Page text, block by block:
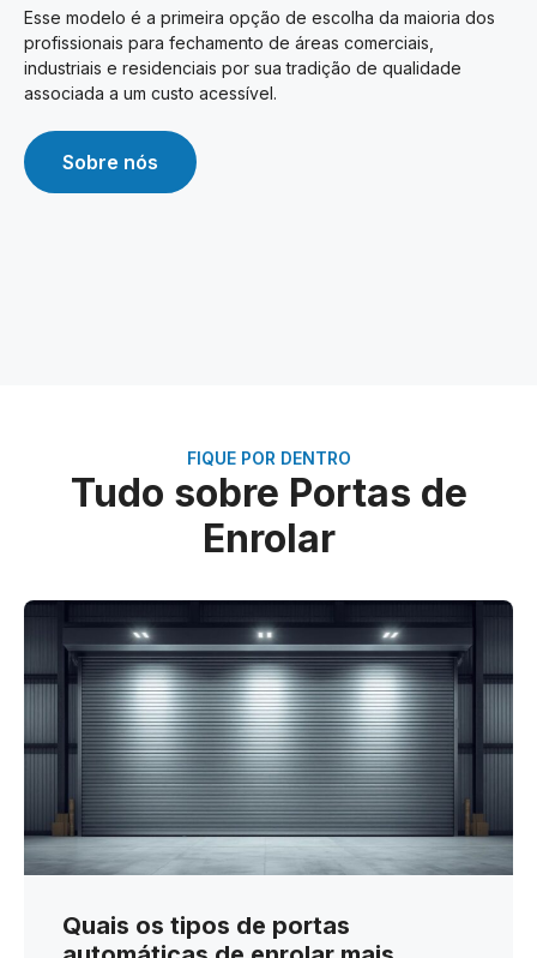
Esse modelo é a primeira opção de escolha da maioria dos
profissionais para fechamento de áreas comerciais,
industriais e residenciais por sua tradição de qualidade
associada a um custo acessível.
Sobre nós
FIQUE POR DENTRO
Tudo sobre Portas de
Enrolar
Quais os tipos de portas